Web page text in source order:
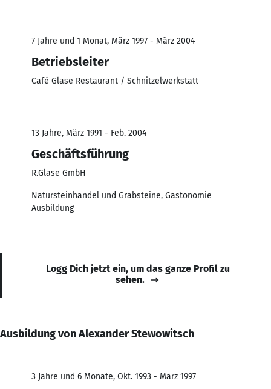
7 Jahre und 1 Monat, März 1997 - März 2004
Betriebsleiter
Café Glase Restaurant / Schnitzelwerkstatt
13 Jahre, März 1991 - Feb. 2004
Geschäftsführung
R.Glase GmbH
Natursteinhandel und Grabsteine, Gastonomie
Ausbildung
Logg Dich jetzt ein, um das ganze Profil zu
sehen.
Ausbildung von Alexander Stewowitsch
3 Jahre und 6 Monate, Okt. 1993 - März 1997